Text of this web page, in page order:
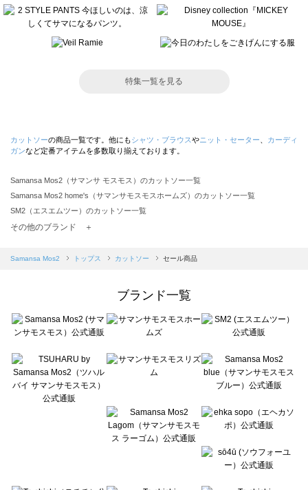
特集一覧を見る
カットソーの商品一覧です。他にもシャツ・ブラウスやニット・セーター
カーディ
ガンなど定番アイテムを多数取り揃えております。
Samansa Mos2（サマンサ モスモス）のカットソー一覧
Samansa Mos2 home's（サマンサモスモスホームズ）のカットソー一覧
SM2（エスエムツー）のカットソー一覧
TSUHARU by Samansa Mos2（ツハルバイサマンサモスモス）のカットソー一覧
Samansa Mos2 blue（サマンサモスモス ブルー）のカットソー一覧
sō4ū（ソウフォーユー）のカットソー一覧
Te chichi（テチチ）のカットソー一覧
Te chichi CLASSIC（テチチ クラシック）のカットソー一覧
Lugnoncure（ルノンキュール）のカットソー一覧
BETTY'S BLUE（べティーズブルー）のカットソー一覧
Wpc.（ワールドパーティー）のカットソー一覧
その他のブランド ＋
Samansa Mos2 トップス カットソー セール商品
ブランド一覧